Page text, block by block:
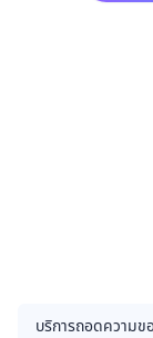
บริการถอดความข